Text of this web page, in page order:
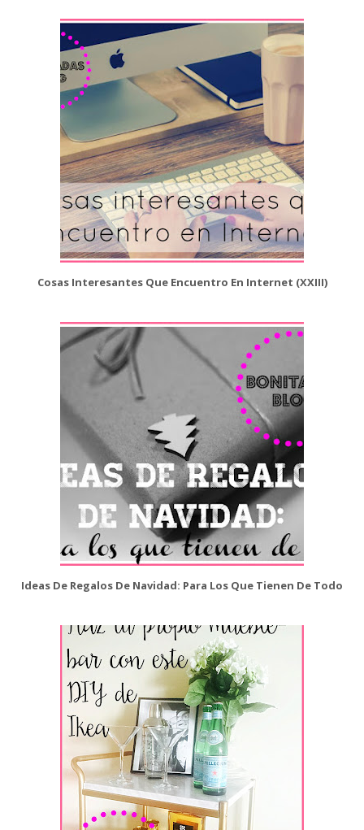
Cosas Interesantes Que Encuentro En Internet (XXIII)
Ideas De Regalos De Navidad: Para Los Que Tienen De Todo